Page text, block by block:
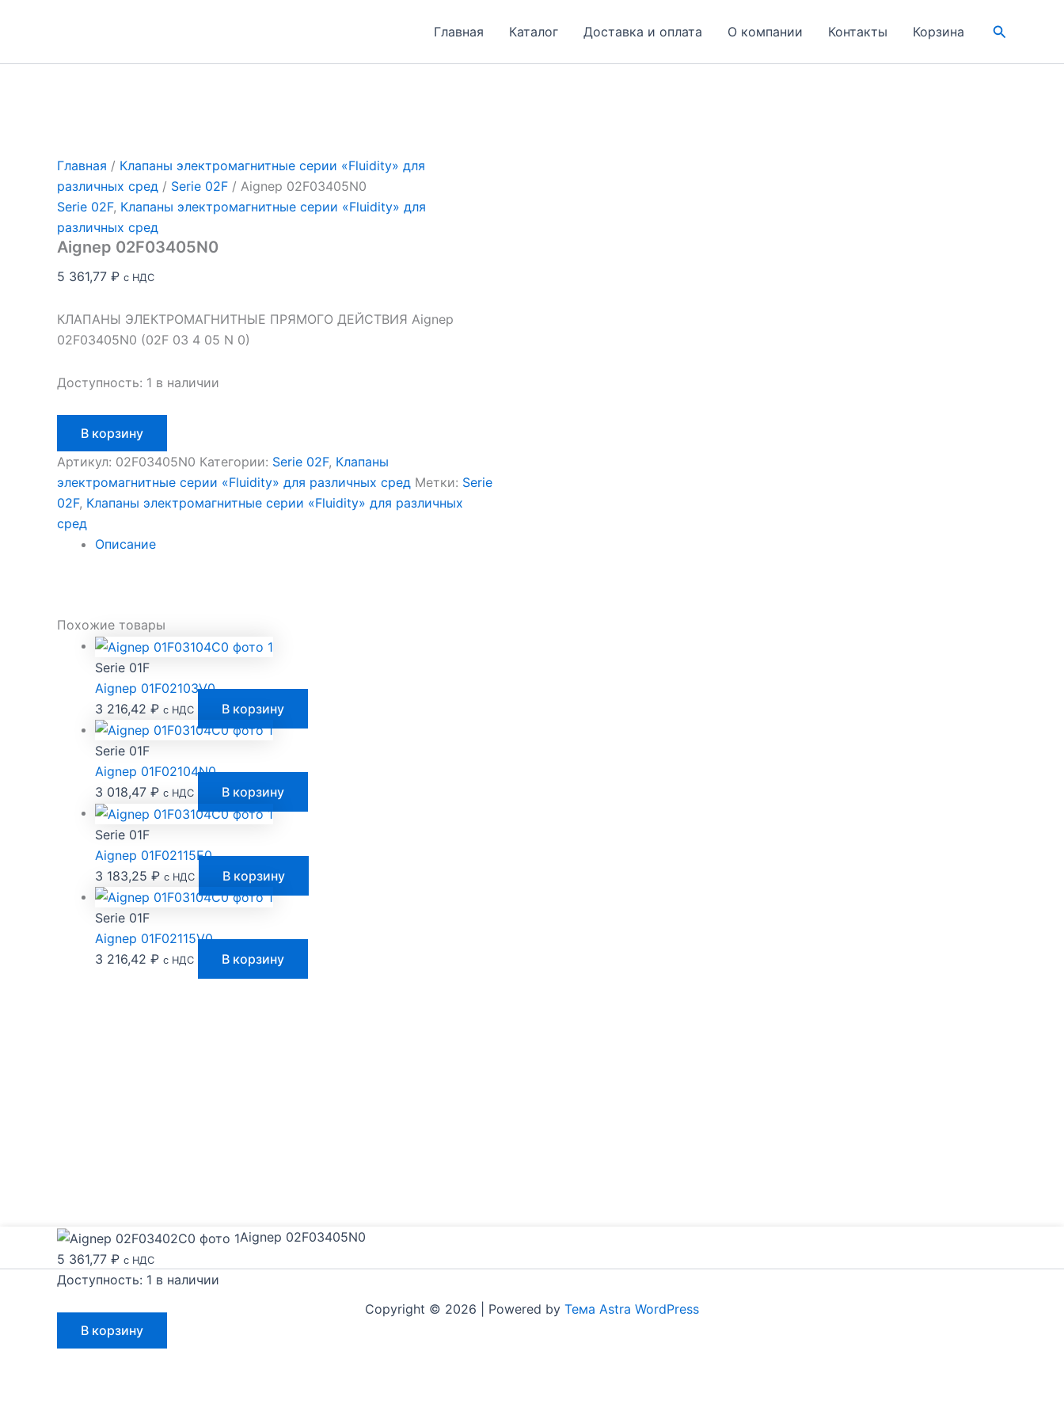
Главная Каталог Доставка и оплата О компании Контакты Корзина Поиск
Главная / Клапаны электромагнитные серии «Fluidity» для
различных сред / Serie 02F / Aignep 02F03405N0
Serie 02F, Клапаны электромагнитные серии «Fluidity» для
различных сред
Aignep 02F03405N0
5 361,77 ₽ с НДС
КЛАПАНЫ ЭЛЕКТРОМАГНИТНЫЕ ПРЯМОГО ДЕЙСТВИЯ Aignep
02F03405N0 (02F 03 4 05 N 0)
Доступность: 1 в наличии
товара
Aignep
02F03405N0
В корзину
Артикул: 02F03405N0 Категории: Serie 02F, Клапаны
электромагнитные серии «Fluidity» для различных сред Метки: Serie
02F, Клапаны электромагнитные серии «Fluidity» для различных
сред
Описание
Похожие товары
Serie 01F
Aignep 01F02103V0
3 216,42 ₽ с НДС В корзину
Serie 01F
Aignep 01F02104N0
3 018,47 ₽ с НДС В корзину
Serie 01F
Aignep 01F02115E0
3 183,25 ₽ с НДС В корзину
Serie 01F
Aignep 01F02115V0
3 216,42 ₽ с НДС В корзину
Copyright © 2026 | Powered by Тема Astra WordPress
Aignep 02F03405N0
5 361,77 ₽ с НДС
Доступность: 1 в наличии
товара
Aignep
В корзину